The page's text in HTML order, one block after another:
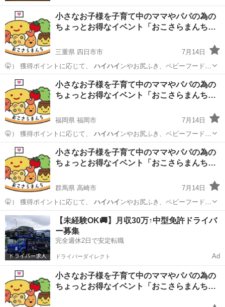
小さなお子様を子育て中のママやパパの為の
ちょっとお得なイベント「おこさらまんち…
三重県 四日市市
7月14日
🤫） 獲得ポイントに応じて、 ハイハイ ンやお尻ふき、ベビーフードを
お持ち帰…
三重 四日市市 育児 試供品
小さなお子様を子育て中のママやパパの為の
ちょっとお得なイベント「おこさらまんち…
福岡県 福岡市
7月14日
🤫） 獲得ポイントに応じて、 ハイハイ ンやお尻ふき、ベビーフードを
お持ち帰…
福岡 育児 試供品
小さなお子様を子育て中のママやパパの為の
ちょっとお得なイベント「おこさらまんち…
群馬県 高崎市
7月14日
🤫） 獲得ポイントに応じて、 ハイハイ ンやお尻ふき、ベビーフードを
お持ち帰…
群馬 高崎市 育児 試供品
【未経験OK🚚】月収30万↑中型免許ドライバ
ー募集
完全週休2日で安定転職
ドライバーダイレクト Ad
小さなお子様を子育て中のママやパパの為の
ちょっとお得なイベント「おこさらまんち…